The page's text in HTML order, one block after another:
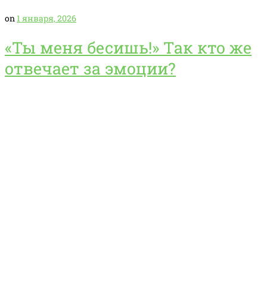
on 1 января, 2026
«Ты меня бесишь!» Так кто же
отвечает за эмоции?